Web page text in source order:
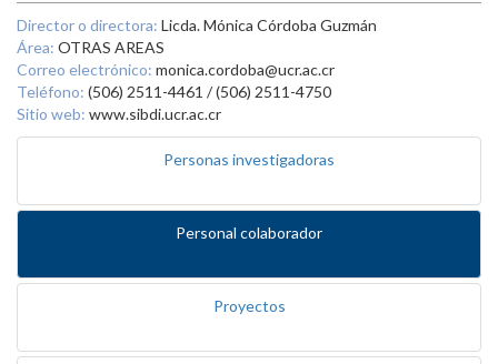
Director o directora: Licda. Mónica Córdoba Guzmán
Área: OTRAS AREAS
Correo electrónico: monica.cordoba@ucr.ac.cr
Teléfono: (506) 2511-4461 / (506) 2511-4750
Sitio web: www.sibdi.ucr.ac.cr
Personas investigadoras
Personal colaborador
Proyectos